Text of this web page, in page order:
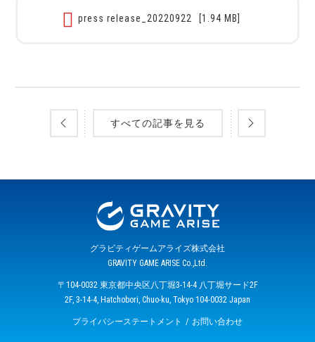
press release_20220922 [1.94 MB]
すべての記事を見る
グラビティゲームアライズ株式会社
GRAVITY GAME ARISE Co.,Ltd.
〒104-0032 東京都中央区八丁堀3-14-4 八丁堀サード2F
2F, 3-14-4, Hatchobori, Chuo-ku, Tokyo 104-0032 Japan
プライバシーステートメント お問い合わせ